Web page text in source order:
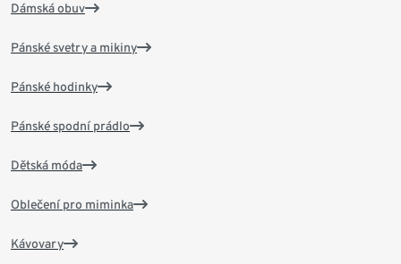
Dámská obuv
Pánské svetry a mikiny
Pánské hodinky
Pánské spodní prádlo
Dětská móda
Oblečení pro miminka
Kávovary